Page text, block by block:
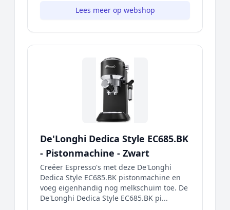
Lees meer op webshop
De'Longhi Dedica Style EC685.BK
- Pistonmachine - Zwart
Creëer Espresso's met deze De'Longhi
Dedica Style EC685.BK pistonmachine en
voeg eigenhandig nog melkschuim toe. De
De'Longhi Dedica Style EC685.BK pi...